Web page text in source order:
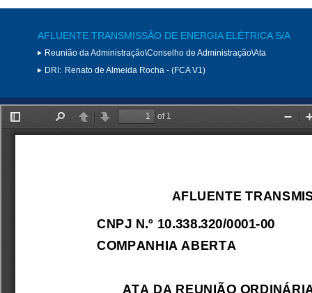
AFLUENTE TRANSMISSÃO DE ENERGIA ELÉTRICA S/A
Reunião da Administração\Conselho de Administração\Ata
DRI: Renato de Almeida Rocha - (FCA V1)